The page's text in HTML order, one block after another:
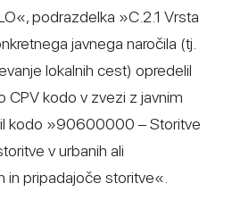
podrazdelka »C.2.1 Vrsta
javnega naročila (tj.
lokalnih cest) opredelil
CPV kodo v zvezi z javnim
kodo »90600000 – Storitve
v urbanih ali
pripadajoče storitve«.